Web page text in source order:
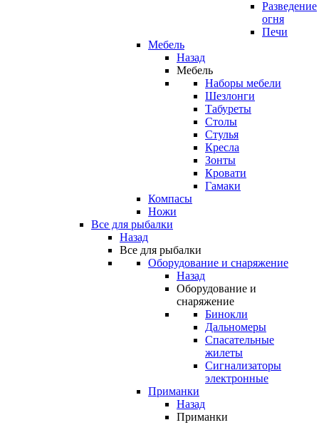
Разведение
огня
Печи
Мебель
Назад
Мебель
Наборы мебели
Шезлонги
Табуреты
Столы
Стулья
Кресла
Зонты
Кровати
Гамаки
Компасы
Ножи
Все для рыбалки
Назад
Все для рыбалки
Оборудование и снаряжение
Назад
Оборудование и
снаряжение
Бинокли
Дальномеры
Спасательные
жилеты
Сигнализаторы
электронные
Приманки
Назад
Приманки